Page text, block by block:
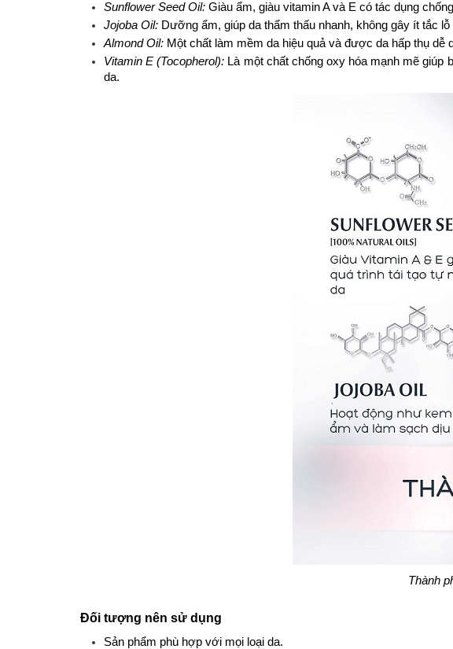
Sunflower Seed Oil: Giàu ẩm, giàu vitamin A và E có tác dụng
Jojoba Oil: Dưỡng ẩm, giúp da thẩm thấu nhanh, không gây ít tắc
Almond Oil: Một chất làm mềm da hiệu quả và được da hấp thụ
Vitamin E (Tocopherol): Là một chất chống oxy hóa mạnh mẽ
da.
Thành
Đối tượng nên sử dụng
Sản phẩm phù hợp với mọi loại da.